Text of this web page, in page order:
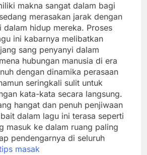
makna sangat dalam bagi
merasakan jarak dengan
dalam hidup mereka. Proses
ini kabarnya melibatkan
sang penyanyi dalam
hubungan manusia di era
dengan dinamika perasaan
seringkali sulit untuk
kata-kata secara langsung.
hangat dan penuh penjiwaan
dalam lagu ini terasa seperti
masuk ke dalam ruang paling
pendengarnya di seluruh
masak